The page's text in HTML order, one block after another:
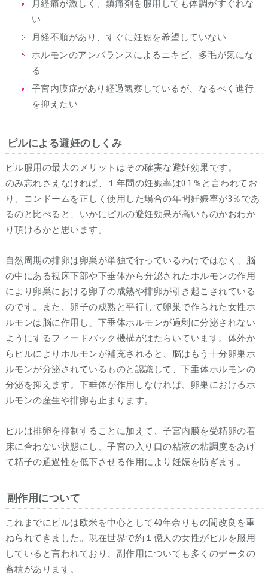
月経痛が激しく、鎮痛剤を服用しても体調がすぐれな
い
月経不順があり、すぐに妊娠を希望していない
ホルモンのアンバランスによるニキビ、多毛が気にな
る
子宮内膜症があり経過観察しているが、なるべく進行
を抑えたい
ピルによる避妊のしくみ
ピル服用の最大のメリットはその確実な避妊効果です。
のみ忘れさえなければ、１年間の妊娠率は0.1％と言われてお
り、コンドームを正しく使用した場合の年間妊娠率が3％であ
るのと比べると、いかにピルの避妊効果が高いものかおわか
り頂けるかと思います。
自然周期の排卵は卵巣が単独で行っているわけではなく、脳
の中にある視床下部や下垂体から分泌されたホルモンの作用
により卵巣における卵子の成熟や排卵が引き起こされている
のです。また、卵子の成熟と平行して卵巣で作られた女性ホ
ルモンは脳に作用し、下垂体ホルモンが過剰に分泌されない
ようにするフィードバック機構がはたらいています。体外か
らピルによりホルモンが補充されると、脳はもう十分卵巣ホ
ルモンが分泌されているものと認識して、下垂体ホルモンの
分泌を抑えます。下垂体が作用しなければ、卵巣におけるホ
ルモンの産生や排卵も止まります。
ピルは排卵を抑制することに加えて、子宮内膜を受精卵の着
床に合わない状態にし、子宮の入り口の粘液の粘調度をあげ
て精子の通過性を低下させる作用により妊娠を防ぎます。
副作用について
これまでにピルは欧米を中心として40年余りもの間改良を重
ねられてきました。現在世界で約１億人の女性がピルを服用
していると言われており、副作用についても多くのデータの
蓄積があります。